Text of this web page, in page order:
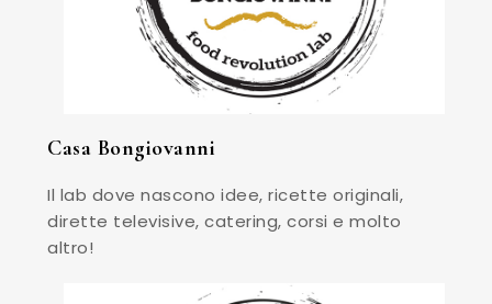
Casa Bongiovanni
Il lab dove nascono idee, ricette originali,
dirette televisive, catering, corsi e molto
altro!